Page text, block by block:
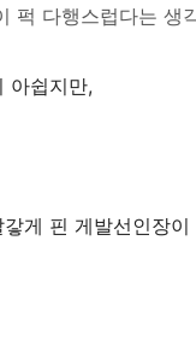
퍽 다행스럽다는 생
아쉽지만,
게 핀 게발선인장